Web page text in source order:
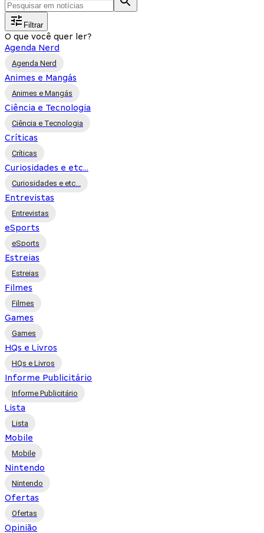
Filtrar
O que você quer ler?
Agenda Nerd
Agenda Nerd
Animes e Mangás
Animes e Mangás
Ciência e Tecnologia
Ciência e Tecnologia
Críticas
Críticas
Curiosidades e etc...
Curiosidades e etc...
Entrevistas
Entrevistas
eSports
eSports
Estreias
Estreias
Filmes
Filmes
Games
Games
HQs e Livros
HQs e Livros
Informe Publicitário
Informe Publicitário
Lista
Lista
Mobile
Mobile
Nintendo
Nintendo
Ofertas
Ofertas
Opinião